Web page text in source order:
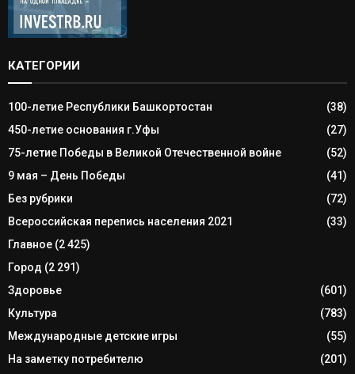
КАТЕГОРИИ
100-летие Республики Башкортостан
(38)
450-летие основания г.Уфы
(27)
75-летие Победы в Великой Отечественной войне
(52)
9 мая – День Победы
(41)
Без рубрики
(72)
Всероссийская перепись населения 2021
(33)
Главное (2 425)
Город (2 291)
Здоровье
(601)
Культура
(783)
Международные детские игры
(55)
На заметку потребителю
(201)